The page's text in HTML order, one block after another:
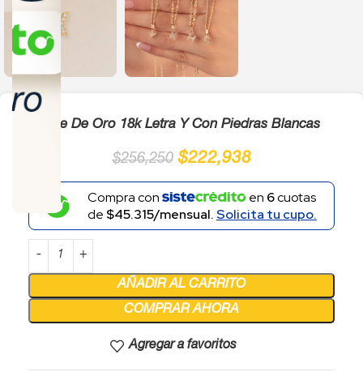
Dije De Oro 18k Letra Y Con Piedras Blancas
$256,250 $222,938
Compra con en 6cuotas
de $45.315/mensual.Solicita tu cupo.
AÑADIR AL CARRITO
COMPRAR AHORA
Agregar a favoritos